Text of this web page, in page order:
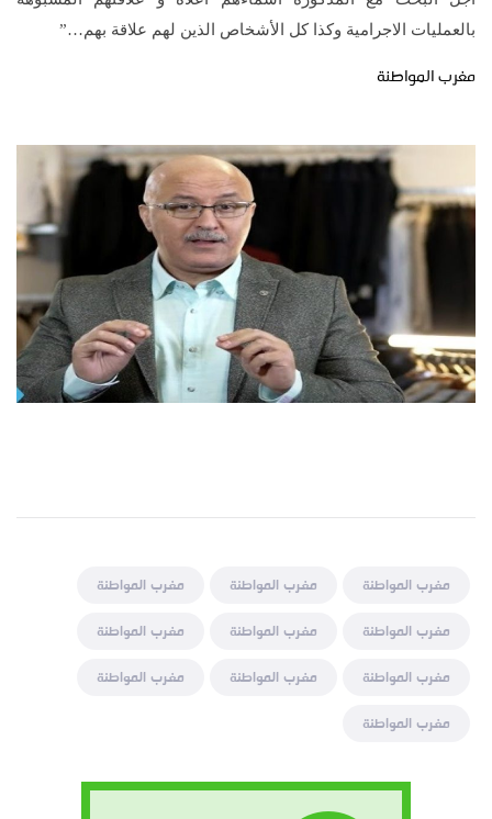
بالعمليات الاجرامية وكذا كل الأشخاص الذين لهم علاقة بهم…”
مغرب المواطنة
مغرب المواطنة مغرب المواطنة
مغرب المواطنة
مغرب المواطنة
مغرب المواطنة
مغرب المواطنة
مغرب المواطنة
مغرب المواطنة
مغرب المواطنة
مغرب المواطنة